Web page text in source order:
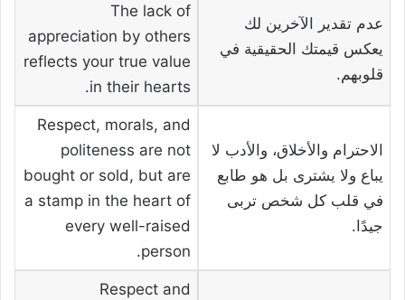
عدم تقدير الآخرين لك
يعكس قيمتك الحقيقية في
قلوبهم.
The lack of
appreciation by others
reflects your true value
in their hearts.
الاحترام والأخلاق، والأدب لا
يباع ولا يشترى بل هو طابع
في قلب كل شخص تربى
جيدًا.
Respect, morals, and
politeness are not
bought or sold, but are
a stamp in the heart of
every well-raised
person.
Respect and